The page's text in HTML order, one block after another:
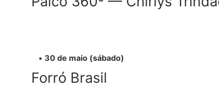
30 de maio (sábado)
Forró Brasil